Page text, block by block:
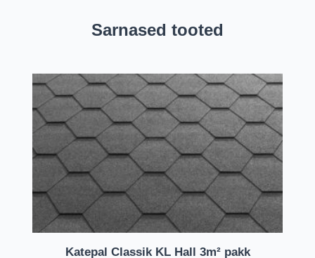
Sarnased tooted
Katepal Classik KL Hall 3m² pakk